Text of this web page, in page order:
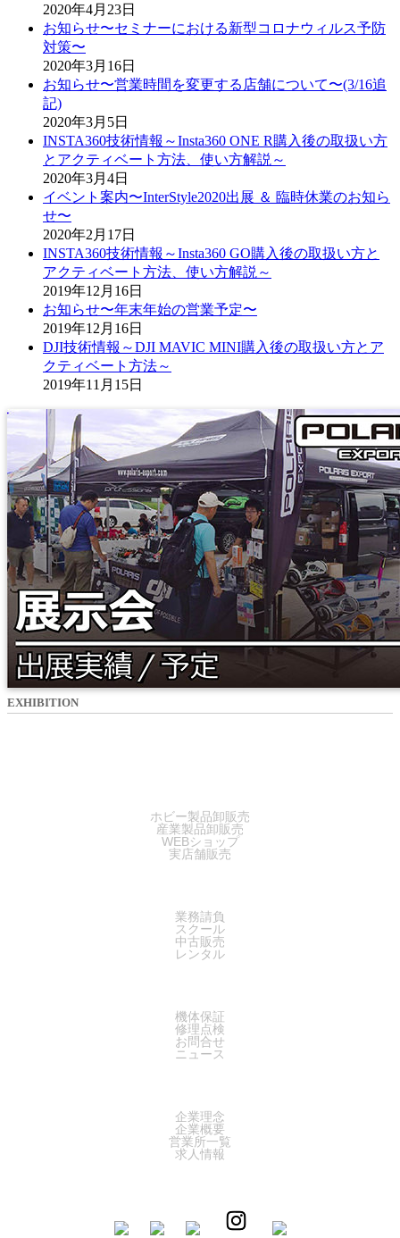
2020年4月23日
お知らせ〜セミナーにおける新型コロナウィルス予防
対策〜
2020年3月16日
お知らせ〜営業時間を変更する店舗について〜(3/16追
記)
2020年3月5日
INSTA360技術情報～Insta360 ONE R購入後の取扱い方
とアクティベート方法、使い方解説～
2020年3月4日
イベント案内〜InterStyle2020出展 ＆ 臨時休業のお知ら
せ〜
2020年2月17日
INSTA360技術情報～Insta360 GO購入後の取扱い方と
アクティベート方法、使い方解説～
2019年12月16日
お知らせ〜年末年始の営業予定〜
2019年12月16日
DJI技術情報～DJI MAVIC MINI購入後の取扱い方とア
クティベート方法～
2019年11月15日
EXHIBITION
ホビー製品卸販売
産業製品卸販売
WEBショップ
実店舗販売
業務請負
スクール
中古販売
レンタル
機体保証
修理点検
お問合せ
ニュース
企業理念
企業概要
営業所一覧
求人情報